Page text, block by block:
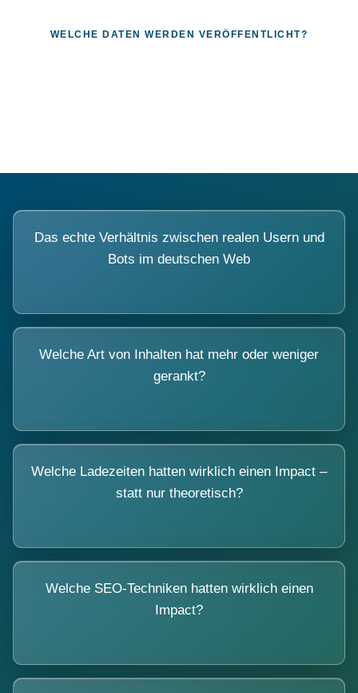
WELCHE DATEN WERDEN VERÖFFENTLICHT?
Das echte Verhältnis zwischen realen Usern und
Bots im deutschen Web
Welche Art von Inhalten hat mehr oder weniger
gerankt?
Welche Ladezeiten hatten wirklich einen Impact –
statt nur theoretisch?
Welche SEO-Techniken hatten wirklich einen
Impact?